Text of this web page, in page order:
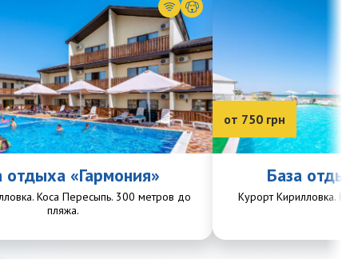
отдыха «Гармония»
Коса Пересыпь. 300 метров до
пляжа.
от 750 грн
База
Курорт Кирилловка.